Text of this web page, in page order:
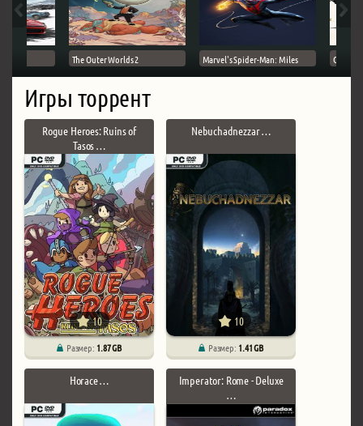
The Outer Worlds 2 Marvel's Spider-Man: Miles Ghost
Игры торрент
Rogue Heroes: Ruins of
Tasos …
10
Размер: 1.87 GB
Nebuchadnezzar …
10
Размер: 1.41 GB
Horace …
Imperator: Rome - Deluxe
…